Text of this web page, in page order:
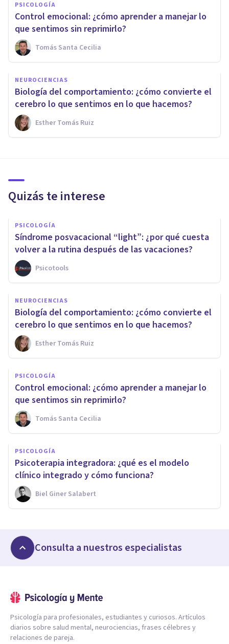
PSICOLOGÍA
Control emocional: ¿cómo aprender a manejar lo
que sentimos sin reprimirlo?
Tomás Santa Cecilia
NEUROCIENCIAS
Biología del comportamiento: ¿cómo convierte el
cerebro lo que sentimos en lo que hacemos?
Esther Tomás Ruiz
Quizás te interese
PSICOLOGÍA
Síndrome posvacacional “light”: ¿por qué cuesta
volver a la rutina después de las vacaciones?
Psicotools
NEUROCIENCIAS
Biología del comportamiento: ¿cómo convierte el
cerebro lo que sentimos en lo que hacemos?
Esther Tomás Ruiz
PSICOLOGÍA
Control emocional: ¿cómo aprender a manejar lo
que sentimos sin reprimirlo?
Tomás Santa Cecilia
PSICOLOGÍA
Psicoterapia integradora: ¿qué es el modelo
clínico integrado y cómo funciona?
Biel Giner Salabert
Consulta a nuestros especialistas
Psicología para profesionales, estudiantes y curiosos. Artículos
diarios sobre salud mental, neurociencias, frases célebres y
relaciones de pareja.